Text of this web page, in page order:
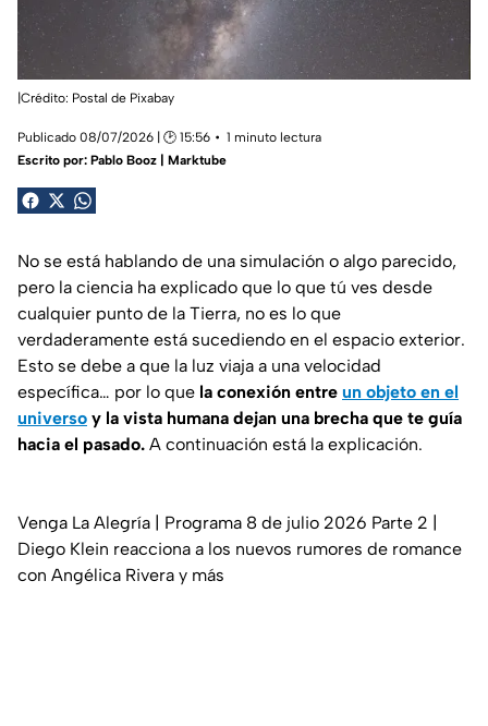
|Crédito: Postal de Pixabay
Publicado 08/07/2026 | 🕑 15:56
1 minuto lectura
Escrito por: Pablo Booz | Marktube
No se está hablando de una simulación o algo parecido,
pero la ciencia ha explicado que lo que tú ves desde
cualquier punto de la Tierra, no es lo que
verdaderamente está sucediendo en el espacio exterior.
Esto se debe a que la luz viaja a una velocidad
específica… por lo que la conexión entre un objeto en el
universo y la vista humana dejan una brecha que te guía
hacia el pasado. A continuación está la explicación.
Venga La Alegría | Programa 8 de julio 2026 Parte 2 |
Diego Klein reacciona a los nuevos rumores de romance
con Angélica Rivera y más